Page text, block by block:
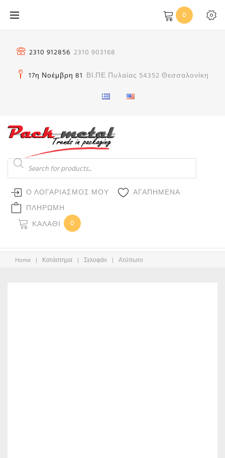
στο
0
2310 912856 2310 903168
17η Νοέμβρη 81 ΒΙ.ΠΕ Πυλαίας 54352 Θεσσαλονίκη
Products
search
Ο ΛΟΓΑΡΙΑΣΜΟΣ ΜΟΥ
ΑΓΑΠΗΜΕΝΑ
ΠΛΗΡΩΜΗ
ΚΑΛΆΘΙ
0
Home | Κατάστημα | Σελοφάν | Ατύπωτο